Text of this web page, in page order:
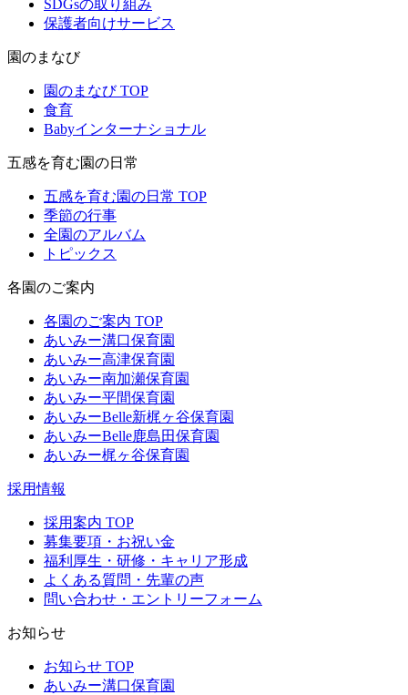
SDGsの取り組み
保護者向けサービス
園のまなび
園のまなび TOP
食育
Babyインターナショナル
五感を育む園の日常
五感を育む園の日常 TOP
季節の行事
全園のアルバム
トピックス
各園のご案内
各園のご案内 TOP
あいみー溝口保育園
あいみー高津保育園
あいみー南加瀬保育園
あいみー平間保育園
あいみーBelle新梶ヶ谷保育園
あいみーBelle鹿島田保育園
あいみー梶ヶ谷保育園
採用情報
採用案内 TOP
募集要項・お祝い金
福利厚生・研修・キャリア形成
よくある質問・先輩の声
問い合わせ・エントリーフォーム
お知らせ
お知らせ TOP
あいみー溝口保育園